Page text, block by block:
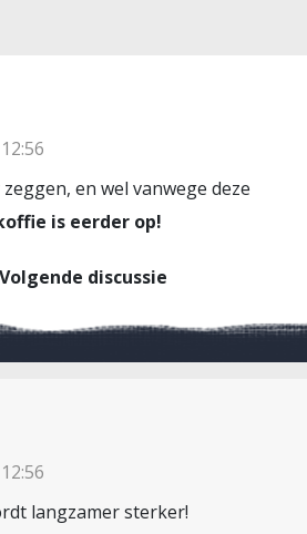
en wel vanwege deze
is eerder op!
Volgende discussie
langzamer sterker!